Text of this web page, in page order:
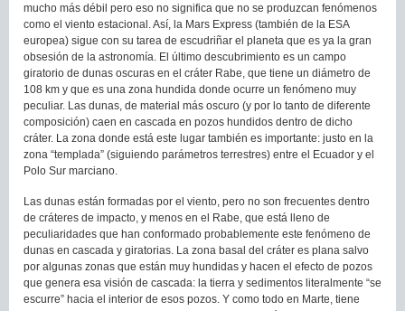
mucho más débil pero eso no significa que no se produzcan fenómenos
como el viento estacional. Así, la Mars Express (también de la ESA
europea) sigue con su tarea de escudriñar el planeta que es ya la gran
obsesión de la astronomía. El último descubrimiento es un campo
giratorio de dunas oscuras en el cráter Rabe, que tiene un diámetro de
108 km y que es una zona hundida donde ocurre un fenómeno muy
peculiar. Las dunas, de material más oscuro (y por lo tanto de diferente
composición) caen en cascada en pozos hundidos dentro de dicho
cráter. La zona donde está este lugar también es importante: justo en la
zona “templada” (siguiendo parámetros terrestres) entre el Ecuador y el
Polo Sur marciano.
Las dunas están formadas por el viento, pero no son frecuentes dentro
de cráteres de impacto, y menos en el Rabe, que está lleno de
peculiaridades que han conformado probablemente este fenómeno de
dunas en cascada y giratorias. La zona basal del cráter es plana salvo
por algunas zonas que están muy hundidas y hacen el efecto de pozos
que genera esa visión de cascada: la tierra y sedimentos literalmente “se
escurre” hacia el interior de esos pozos. Y como todo en Marte, tiene